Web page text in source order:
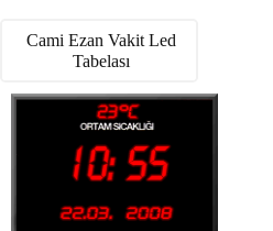
Cami Ezan Vakit Led
Tabelası